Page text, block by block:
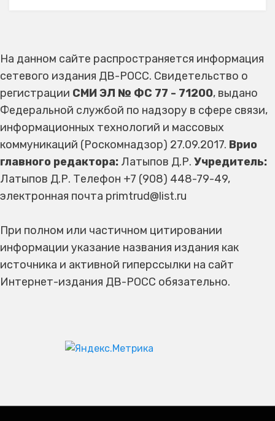
На данном сайте распространяется информация
сетевого издания ДВ-РОСС. Свидетельство о
регистрации СМИ ЭЛ № ФС 77 - 71200, выдано
Федеральной службой по надзору в сфере связи,
информационных технологий и массовых
коммуникаций (Роскомнадзор) 27.09.2017. Врио
главного редактора: Латыпов Д.Р. Учредитель:
Латыпов Д.Р. Телефон +7 (908) 448-79-49,
электронная почта primtrud@list.ru
При полном или частичном цитировании
информации указание названия издания как
источника и активной гиперссылки на сайт
Интернет-издания ДВ-РОСС обязательно.